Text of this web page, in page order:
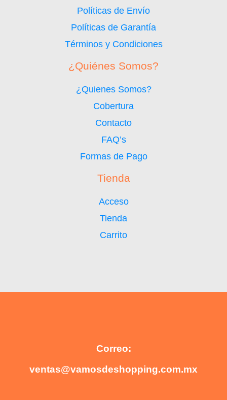
Políticas de Envío
Políticas de Garantía
Términos y Condiciones
¿Quiénes Somos?
¿Quienes Somos?
Cobertura
Contacto
FAQ’s
Formas de Pago
Tienda
Acceso
Tienda
Carrito
Correo:
ventas@vamosdeshopping.com.mx